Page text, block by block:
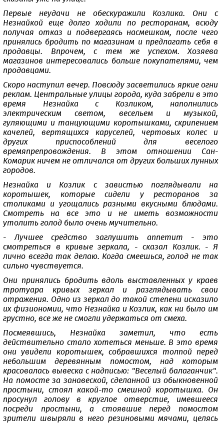
Первые неудачи не обескуражили Козлика. Они с
Незнайкой еще долго ходили по ресторанам, всюду
получая отказ и подвергаясь насмешкам, после чего
принялись бродить по магазинам и предлагать себя в
продавцы. Впрочем, с тем же успехом. Хозяева
магазинов интересовались больше покупателями, чем
продавцами.
Скоро наступил вечер. Повсюду засветились яркие огни
реклам. Центральные улицы города, куда забрели в это
время Незнайка с Козликом, наполнились
электрическим светом, весельем и музыкой,
гуляющими и танцующими коротышками, скрипением
качелей, вертящихся каруселей, чертовых колес и
других приспособлений для веселого
времяпрепровождения. В этом отношении Сан-
Комарик ничем не отличался от других больших лунных
городов.
Незнайка и Козлик с завистью поглядывали на
коротышек, которые сидели у ресторанов за
столиками и угощались разными вкусными блюдами.
Смотреть на все это и не иметь возможности
утолить голод было очень мучительно.
- Лучшее средство заглушить аппетит - это
смотреться в кривые зеркала, - сказал Козлик. - Я
лично всегда так делаю. Когда смеешься, голод не так
сильно чувствуется.
Они принялись бродить вдоль выставленных у краев
тротуара кривых зеркал и разглядывать свои
отражения. Одно из зеркал до такой степени исказило
их физиономии, что Незнайка и Козлик, как ни было им
грустно, все же не смогли удержаться от смеха.
Посмеявшись, Незнайка заметил, что есть
действительно стало хотеться меньше. В это время
они увидели коротышек, собравшихся толпой перед
небольшим деревянным помостом, над которым
красовалась вывеска с надписью: "Веселый балаганчик".
На помосте за занавеской, сделанной из обыкновенной
простыни, стоял какой-то смешной коротышка. Он
просунул голову в круглое отверстие, имевшееся
посреди простыни, а стоявшие перед помостом
зрители швыряли в него резиновыми мячами, целясь